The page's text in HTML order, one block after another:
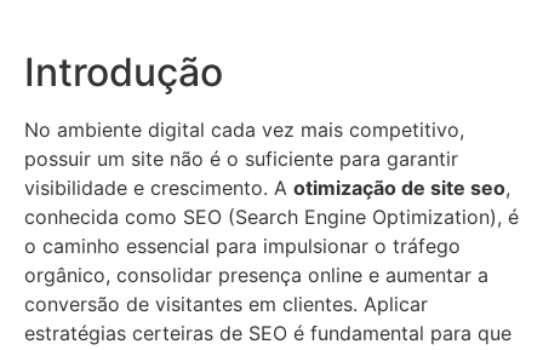
Introdução
No ambiente digital cada vez mais competitivo,
possuir um site não é o suficiente para garantir
visibilidade e crescimento. A otimização de site seo,
conhecida como SEO (Search Engine Optimization), é
o caminho essencial para impulsionar o tráfego
orgânico, consolidar presença online e aumentar a
conversão de visitantes em clientes. Aplicar
estratégias certeiras de SEO é fundamental para que